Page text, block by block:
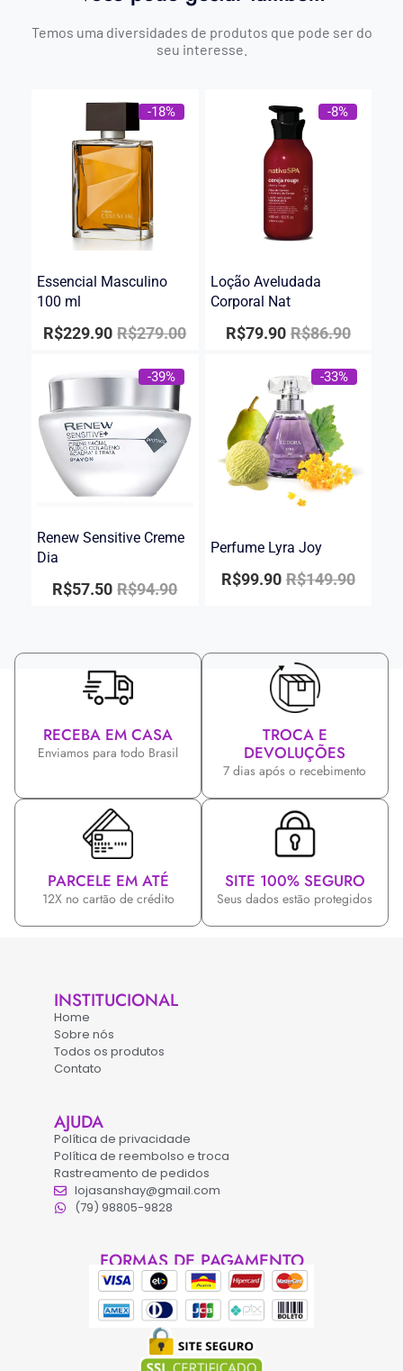
Temos uma diversidades de produtos que pode ser do
seu interesse.
-18%
Essencial Masculino
100 ml
R$279.00
R$229.90
-8%
Loção Aveludada
Corporal Nat
R$86.90
R$79.90
-39%
Renew Sensitive Creme
Dia
R$94.90
R$57.50
-33%
Perfume Lyra Joy
R$149.90
R$99.90
RECEBA EM CASA
Enviamos para todo Brasil
TROCA E
DEVOLUÇÕES
7 dias após o recebimento
PARCELE EM ATÉ
12X no cartão de crédito
SITE 100% SEGURO
Seus dados estão protegidos
INSTITUCIONAL
Home
Sobre nós
Todos os produtos
Contato
AJUDA
Política de privacidade
Política de reembolso e troca
Rastreamento de pedidos
lojasanshay@gmail.com
(79) 98805-9828
FORMAS DE PAGAMENTO